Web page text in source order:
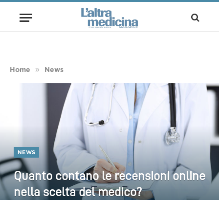
Home » News
NEWS
Quanto contano le recensioni online
nella scelta del medico?